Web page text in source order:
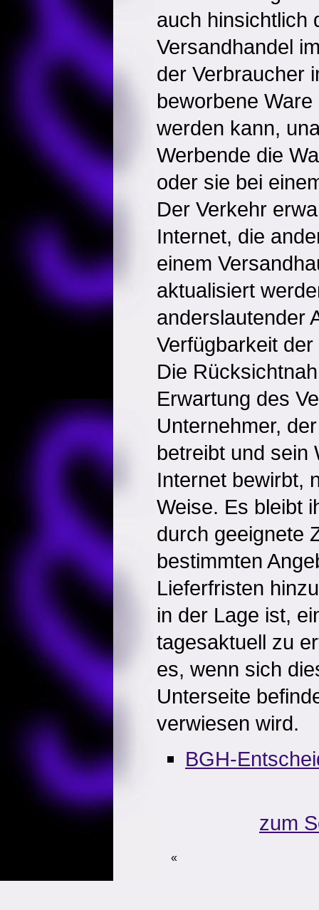
auch hinsichtlich
Versandhandel
der Verbraucher
beworbene
werden kann,
Werbende die
oder sie bei
Der Verkehr
Internet, die
einem
aktualisiert
anderslautender
Verfügbarkeit
Die
Erwartung des
Unternehmer,
betreibt und sein
Internet bewirbt,
Weise. Es bleibt
durch geeignete
bestimmten
Lieferfristen
in der Lage ist,
tagesaktuell zu
es, wenn sich
Unterseite
verwiesen wird.
BGH-
zum
«